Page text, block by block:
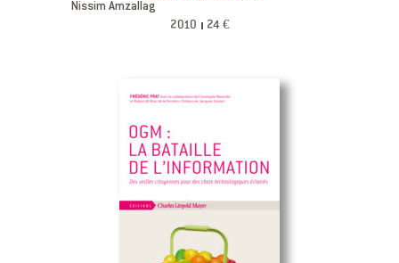
Nissim Amzallag
2010 24 €